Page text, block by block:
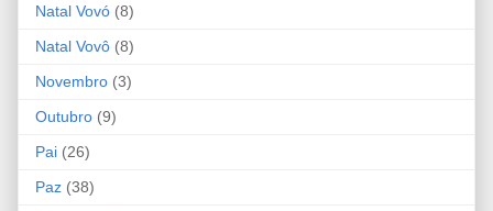
Natal Vovó (8)
Natal Vovô (8)
Novembro (3)
Outubro (9)
Pai (26)
Paz (38)